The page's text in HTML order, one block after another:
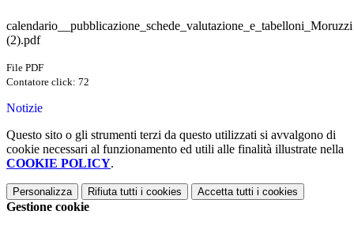
calendario__pubblicazione_schede_valutazione_e_tabelloni_Moruzzi
(2).pdf
File PDF
Contatore click: 72
Notizie
Questo sito o gli strumenti terzi da questo utilizzati si avvalgono di
cookie necessari al funzionamento ed utili alle finalità illustrate nella
COOKIE POLICY.
Personalizza Rifiuta tutti i cookies Accetta tutti i cookies
Gestione cookie